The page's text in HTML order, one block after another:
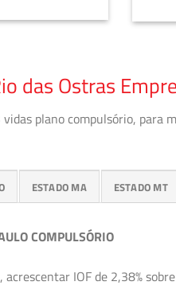
das Ostras
plano compulsório, para
ESTADO MA ESTADO MT
COMPULSÓRIO
IOF de 2,38%